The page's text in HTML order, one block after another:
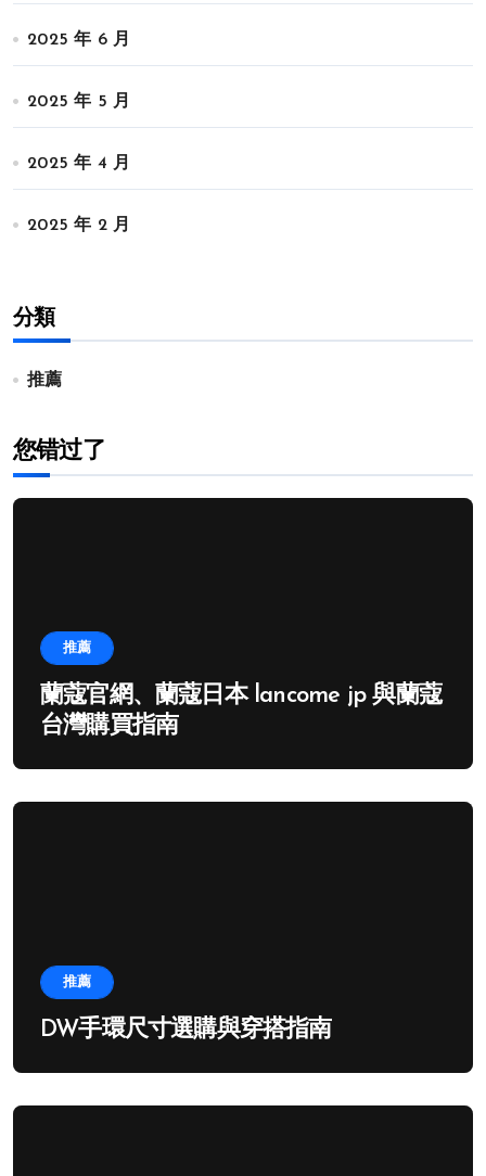
2025 年 6 月
2025 年 5 月
2025 年 4 月
2025 年 2 月
分類
推薦
您错过了
推薦
蘭蔻官網、蘭蔻日本 lancome jp 與蘭蔻
台灣購買指南
推薦
DW手環尺寸選購與穿搭指南